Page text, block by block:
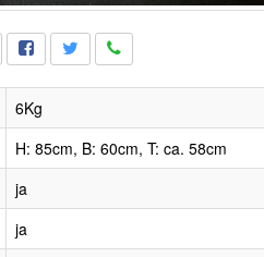
6Kg
H: 85cm, B: 60cm, T: ca. 58cm
ja
ja